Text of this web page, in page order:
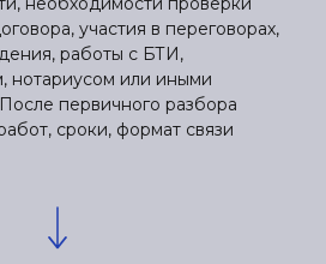
участия в переговорах,
работы с БТИ,
нотариусом или иными
первичного разбора
сроки, формат связи